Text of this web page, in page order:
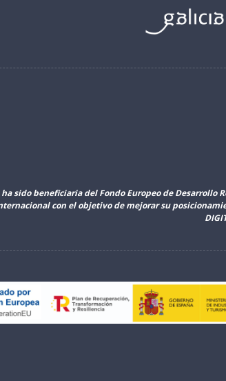
ha sido beneficiaria del Fondo Europeo de
con el objetivo de mejorar su